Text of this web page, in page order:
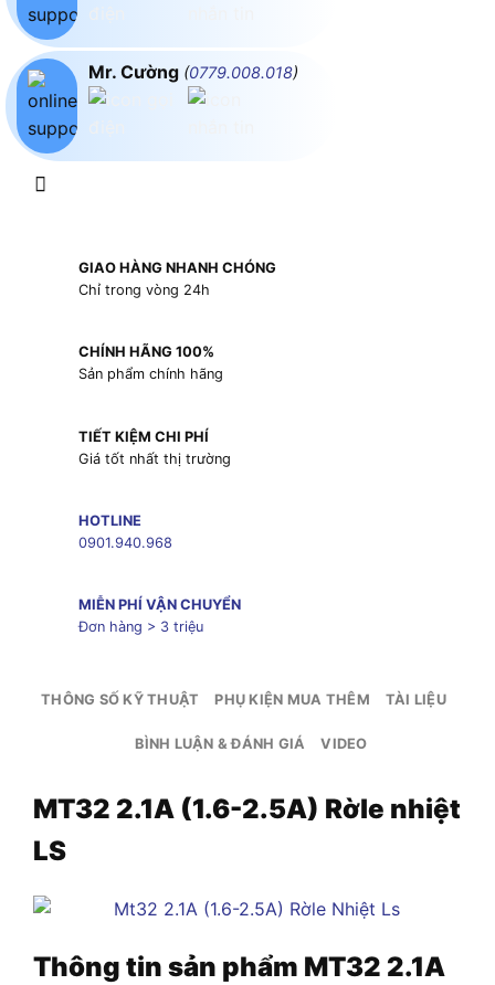
Mr. Cường (0779.008.018)
GIAO HÀNG NHANH CHÓNG
Chỉ trong vòng 24h
CHÍNH HÃNG 100%
Sản phẩm chính hãng
TIẾT KIỆM CHI PHÍ
Giá tốt nhất thị trường
HOTLINE
0901.940.968
MIỄN PHÍ VẬN CHUYỂN
Đơn hàng > 3 triệu
THÔNG SỐ KỸ THUẬT PHỤ KIỆN MUA THÊM TÀI LIỆU
BÌNH LUẬN & ĐÁNH GIÁ VIDEO
MT32 2.1A (1.6-2.5A) Rờle nhiệt
LS
Thông tin sản phẩm MT32 2.1A